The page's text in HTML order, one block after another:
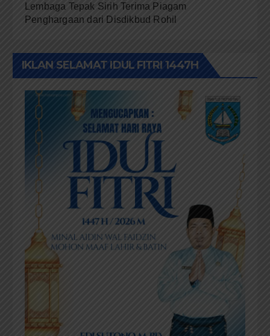
Lembaga Tepak Sirih Terima Piagam
Penghargaan dari Disdikbud Rohil
IKLAN SELAMAT IDUL FITRI 1447H